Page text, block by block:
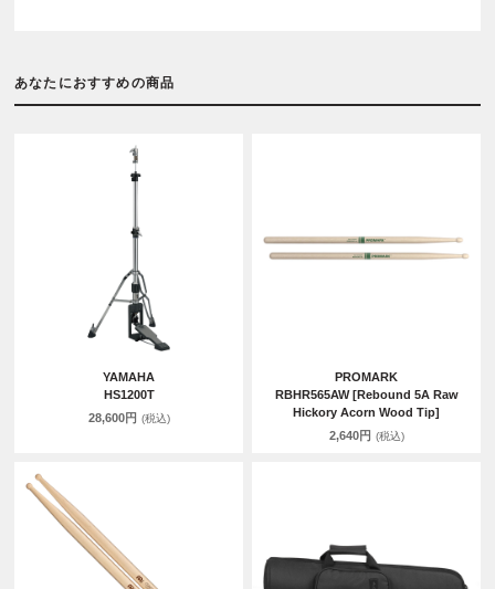
あなたにおすすめの商品
YAMAHA
HS1200T
28,600円 (税込)
PROMARK
RBHR565AW [Rebound 5A Raw
Hickory Acorn Wood Tip]
2,640円 (税込)